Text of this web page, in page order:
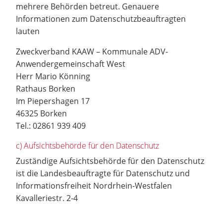
mehrere Behörden betreut. Genauere
Informationen zum Datenschutzbeauftragten
lauten
Zweckverband KAAW – Kommunale ADV-
Anwendergemeinschaft West
Herr Mario Könning
Rathaus Borken
Im Piepershagen 17
46325 Borken
Tel.: 02861 939 409
c) Aufsichtsbehörde für den Datenschutz
Zuständige Aufsichtsbehörde für den Datenschutz
ist die Landesbeauftragte für Datenschutz und
Informationsfreiheit Nordrhein-Westfalen
Kavalleriestr. 2-4